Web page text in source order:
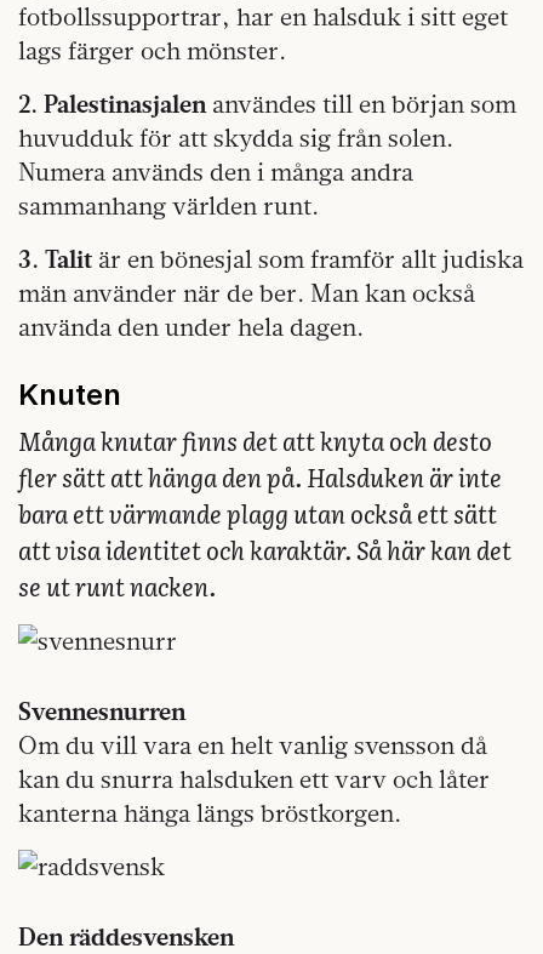
fotbollssupportrar, har en halsduk i sitt eget
lags färger och mönster.
2. Palestinasjalenanvändes till en början som
huvudduk för att skydda sig från solen.
Numera används den i många andra
sammanhang världen runt.
3. Talit är en bönesjal som framför allt judiska
män använder när de ber. Man kan också
använda den under hela dagen.
Knuten
Många knutar finns det att knyta och desto
fler sätt att hänga den på. Halsduken är inte
bara ett värmande plagg utan också ett sätt
att visa identitet och karaktär. Så här kan det
se ut runt nacken.
Svennesnurren
Om du vill vara en helt vanlig svensson då
kan du snurra halsduken ett varv och låter
kanterna hänga längs bröstkorgen.
Den räddesvensken